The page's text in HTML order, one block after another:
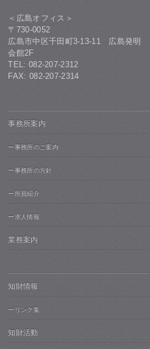
＜広島オフィス＞
〒730-0052
広島市中区千田町3-13-11 広島発明
会館2F
TEL: 082-207-2312
FAX: 082-207-2314
事務所案内
ー事務所のご案内
ー事務所の方針
ー所員紹介
ー求人情報
業務案内
知財情報
ーリンク集
知財活動